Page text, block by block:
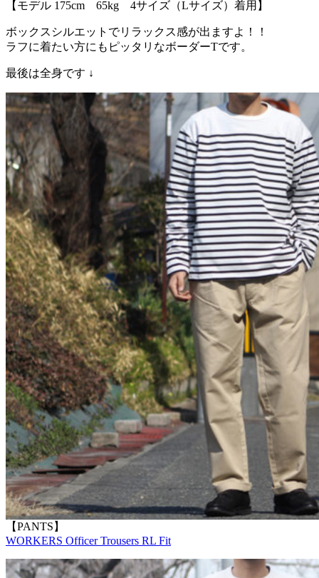
【モデル 175cm 65kg 4サイズ（Lサイズ）着用】
ボックスシルエットでリラックス感が出ますよ！！
ラフに着たい方にもピッタリなボーダーTです。
最後は全身です ↓
【PANTS】
WORKERS Officer Trousers RL Fit